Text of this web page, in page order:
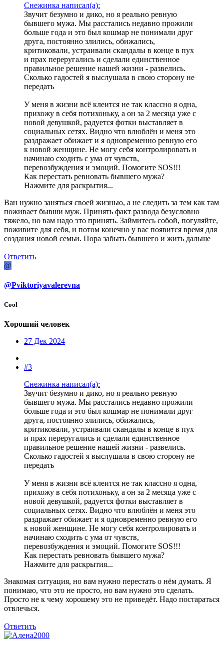
Снежинка написал(а):
Звучит безумно и дико, но я реально ревную
бывшего мужа. Мы расстались недавно прожили
больше года и это был кошмар не понимали друг
друга, постоянно злились, обижались,
критиковали, устраивали скандалы в конце в пух
и прах переругались и сделали единственное
правильное решение нашей жизни - развелись.
Сколько гадостей я выслушала в свою сторону не
передать
У меня в жизни всё клеится не так классно я одна,
прихожу в себя потихоньку, а он за 2 месяца уже с
новой девушкой, радуется фотки выставляет в
социальных сетях. Видно что влюблён и меня это
раздражает обижает и я одновременно ревную его
к новой женщине. Не могу себя контролировать и
начинаю сходить с ума от чувств,
перевозбуждения и эмоций. Помогите SOS!!!
Как перестать ревновать бывшего мужа?
Нажмите для раскрытия...
Ван нужно заняться своей жизнью, а не следить за тем как там
поживает бывши муж. Принять факт развода безусловно
тяжело, но вам надо это принять. Займитесь собой, погуляйте,
поживите для себя, и потом конечно у вас появится время для
создания новой семьи. Пора забыть бывшего и жить дальше
Ответить
@
@Pviktoriyavalerevna
Cool
Хороший человек
27 Дек 2024
#3
Снежинка написал(а):
Звучит безумно и дико, но я реально ревную
бывшего мужа. Мы расстались недавно прожили
больше года и это был кошмар не понимали друг
друга, постоянно злились, обижались,
критиковали, устраивали скандалы в конце в пух
и прах переругались и сделали единственное
правильное решение нашей жизни - развелись.
Сколько гадостей я выслушала в свою сторону не
передать
У меня в жизни всё клеится не так классно я одна,
прихожу в себя потихоньку, а он за 2 месяца уже с
новой девушкой, радуется фотки выставляет в
социальных сетях. Видно что влюблён и меня это
раздражает обижает и я одновременно ревную его
к новой женщине. Не могу себя контролировать и
начинаю сходить с ума от чувств,
перевозбуждения и эмоций. Помогите SOS!!!
Как перестать ревновать бывшего мужа?
Нажмите для раскрытия...
Знакомая ситуация, но вам нужно перестать о нём думать. Я
понимаю, что это не просто, но вам нужно это сделать.
Просто не к чему хорошему это не приведёт. Надо постараться
отвлечься.
Ответить